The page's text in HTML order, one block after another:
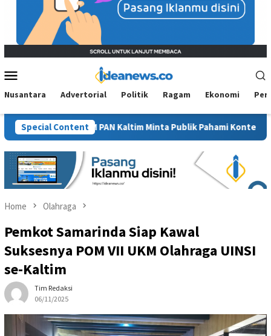
Menu
Nusantara Advertorial Politik Ragam Ekonomi
Special Content
BM PAN Kaltim Minta Publik Pahami Konteks Pidato
Home Olahraga
Pemkot Samarinda Siap Kawal
Suksesnya POM VII UKM Olahraga UINSI
se-Kaltim
Tim Redaksi
06/11/2025